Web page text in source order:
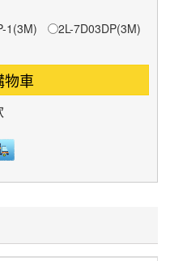
1(3M)
2L-7D03DP(3M)
物車